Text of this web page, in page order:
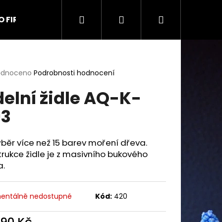
FIRMĚ Kontakt Obchodní podmínky
Hledat PřihlášeníNákupní
Podrobnosti hodnocení
židle AQ-K-
více než 15 barev moření dřeva.
židle je z masivního bukového
nedostupné Kód: 420
UŠÁK